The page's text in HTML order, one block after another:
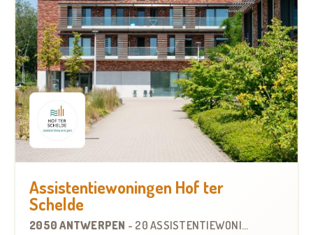
Assistentiewoningen Hof ter
Schelde
2050 ANTWERPEN - 20 ASSISTENTIEWONINGEN